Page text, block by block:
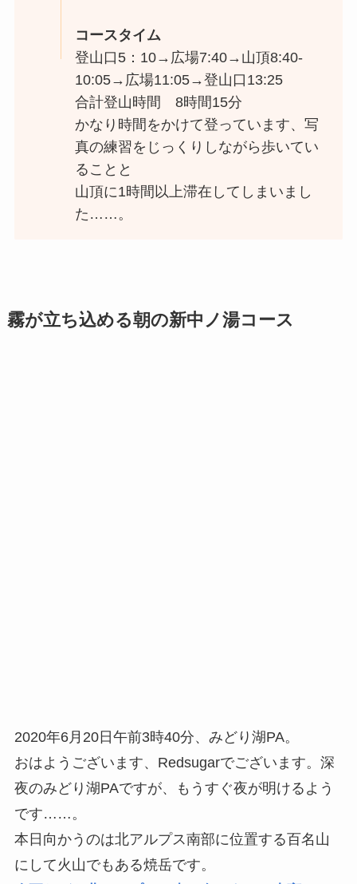
コースタイム
登山口5：10→広場7:40→山頂8:40-
10:05→広場11:05→登山口13:25
合計登山時間 8時間15分
かなり時間をかけて登っています、写
真の練習をじっくりしながら歩いてい
ることと
山頂に1時間以上滞在してしまいまし
た……。
霧が立ち込める朝の新中ノ湯コース
2020年6月20日午前3時40分、みどり湖PA。
おはようございます、Redsugarでございます。深
夜のみどり湖PAですが、もうすぐ夜が明けるよう
です……。
本日向かうのは北アルプス南部に位置する百名山
にして火山でもある焼岳です。